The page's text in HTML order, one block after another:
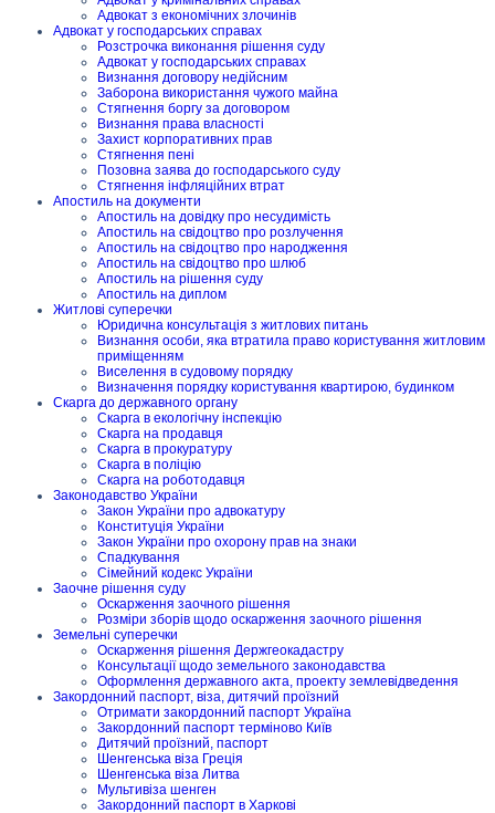
Адвокат з економічних злочинів
Адвокат у господарських справах
Розстрочка виконання рішення суду
Адвокат у господарських справах
Визнання договору недійсним
Заборона використання чужого майна
Стягнення боргу за договором
Визнання права власності
Захист корпоративних прав
Стягнення пені
Позовна заява до господарського суду
Стягнення інфляційних втрат
Апостиль на документи
Апостиль на довідку про несудимість
Апостиль на свідоцтво про розлучення
Апостиль на свідоцтво про народження
Апостиль на свідоцтво про шлюб
Апостиль на рішення суду
Апостиль на диплом
Житлові суперечки
Юридична консультація з житлових питань
Визнання особи, яка втратила право користування житловим
приміщенням
Виселення в судовому порядку
Визначення порядку користування квартирою, будинком
Скарга до державного органу
Скарга в екологічну інспекцію
Скарга на продавця
Скарга в прокуратуру
Скарга в поліцію
Скарга на роботодавця
Законодавство України
Закон України про адвокатуру
Конституція України
Закон України про охорону прав на знаки
Спадкування
Сімейний кодекс України
Заочне рішення суду
Оскарження заочного рішення
Розміри зборів щодо оскарження заочного рішення
Земельні суперечки
Оскарження рішення Держгеокадастру
Консультації щодо земельного законодавства
Оформлення державного акта, проекту землевідведення
Закордонний паспорт, віза, дитячий проїзний
Отримати закордонний паспорт Україна
Закордонний паспорт терміново Київ
Дитячий проїзний, паспорт
Шенгенська віза Греція
Шенгенська віза Литва
Мультивіза шенген
Закордонний паспорт в Харкові